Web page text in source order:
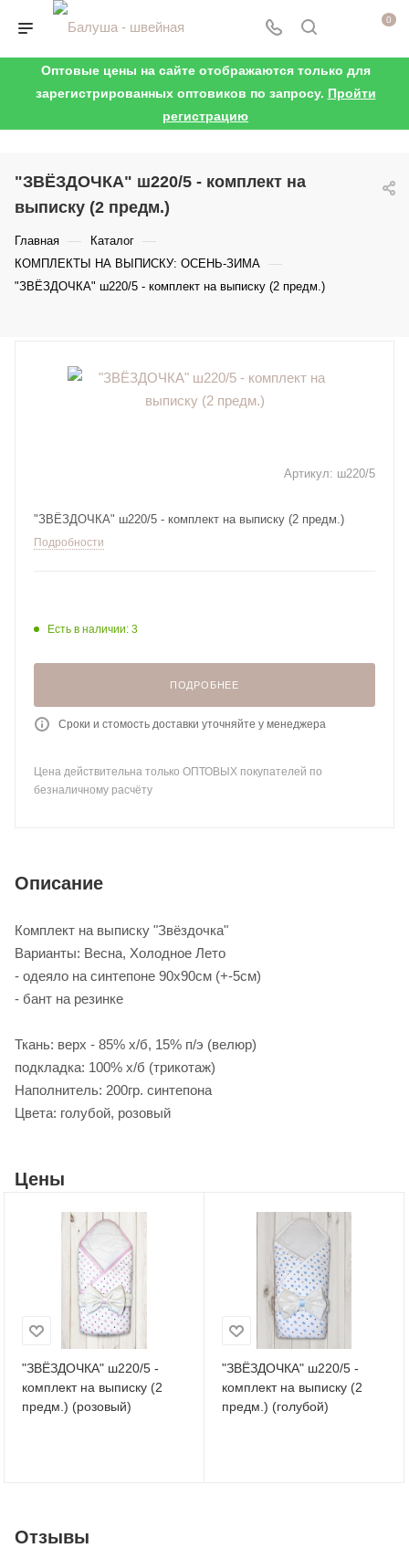
0
Оптовые цены на сайте отображаются только для
зарегистрированных оптовиков по запросу. Пройти
регистрацию
"ЗВЁЗДОЧКА" ш220/5 - комплект на
выписку (2 предм.)
Главная — Каталог —
КОМПЛЕКТЫ НА ВЫПИСКУ: ОСЕНЬ-ЗИМА —
"ЗВЁЗДОЧКА" ш220/5 - комплект на выписку (2 предм.)
Артикул: ш220/5
"ЗВЁЗДОЧКА" ш220/5 - комплект на выписку (2 предм.)
Подробности
Есть в наличии: 3
ПОДРОБНЕЕ
Сроки и стомость доставки уточняйте у менеджера
Цена действительна только ОПТОВЫХ покупателей по
безналичному расчёту
Описание
Комплект на выписку "Звёздочка"
Варианты: Весна, Холодное Лето
- одеяло на синтепоне 90х90см (+-5см)
- бант на резинке
Ткань: верх - 85% х/б, 15% п/э (велюр)
подкладка: 100% х/б (трикотаж)
Наполнитель: 200гр. синтепона
Цвета: голубой, розовый
Цены
"ЗВЁЗДОЧКА" ш220/5 -
комплект на выписку (2
предм.) (розовый)
"ЗВЁЗДОЧКА" ш220/5 -
комплект на выписку (2
предм.) (голубой)
Отзывы